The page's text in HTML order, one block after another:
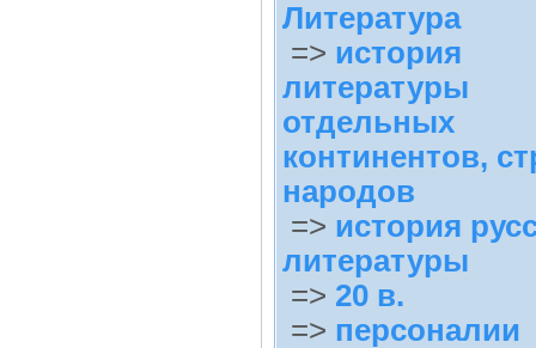
Литература
=> история
литературы
отдельных
континентов,
народов
=> история
литературы
=> 20 в.
=> персоналии